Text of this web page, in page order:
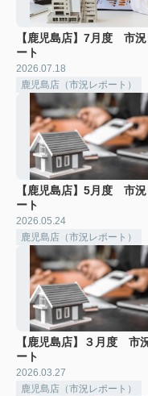
【鹿児島店】7月度 市
ート
2026.07.18
鹿児島店（市況レポート）
【鹿児島店】5月度 市
ート
2026.05.24
鹿児島店（市況レポート）
【鹿児島店】３月度 市
ート
2026.03.27
鹿児島店（市況レポート）